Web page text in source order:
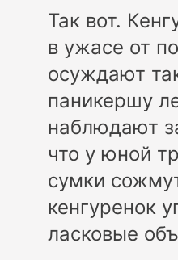
Так вот.
в ужасе от
осуждают
паникершу
наблюдают
что у юной
сумки
кенгуренок
ласковые